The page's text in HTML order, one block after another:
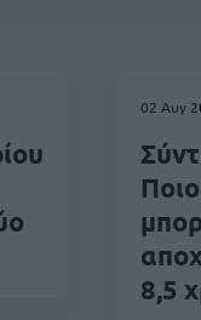
02 Αυγ
8,5